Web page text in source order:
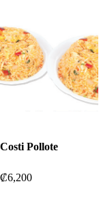
Costi Pollote
₡6,200